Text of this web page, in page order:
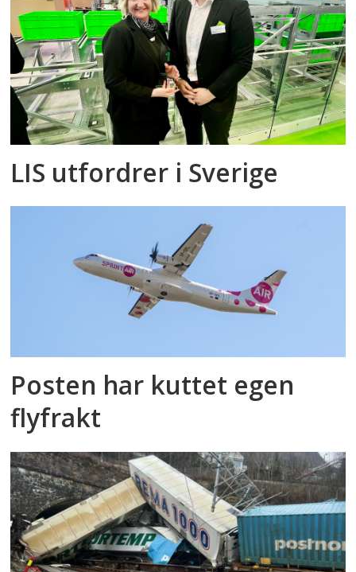
LIS utfordrer i Sverige
Posten har kuttet egen
flyfrakt